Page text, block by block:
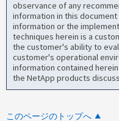
observance of any
information in this
information or the
techniques herein is a
the customer's ability to
customer's operational
information contained
the NetApp products
このページのトップへ